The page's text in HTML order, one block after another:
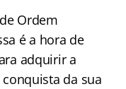
Ordem
é a hora de
adquirir a
da sua